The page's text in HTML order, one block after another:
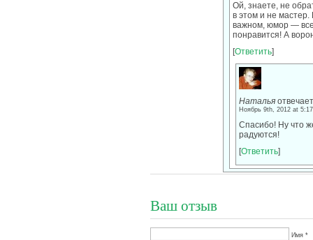
Ой, знаете, не
в этом и не мастер.
важном, юмор — все
понравится! А
[Ответить]
Наталья
Ноябрь 9th, 2012 at
Спасибо! Ну что
радуются!
[Ответить]
Ваш отзыв
Имя *